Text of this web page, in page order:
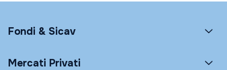
Fondi & Sicav
Mercati Privati